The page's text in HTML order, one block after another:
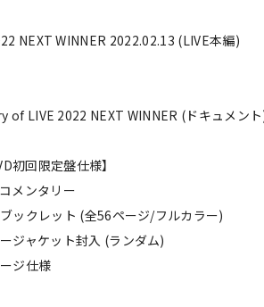
NEXT WINNER 2022.02.13 (LIVE本編)
of LIVE 2022 NEXT WINNER (ドキュメン
初回限定盤仕様】
メンタリー
ックレット (全56ページ/フルカラー)
ジャケット封入 (ランダム)
ジ仕様